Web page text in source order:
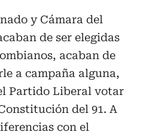
y Cámara del
de ser elegidas
acaban de
a campaña alguna,
Partido Liberal votar
del 91. A
con el